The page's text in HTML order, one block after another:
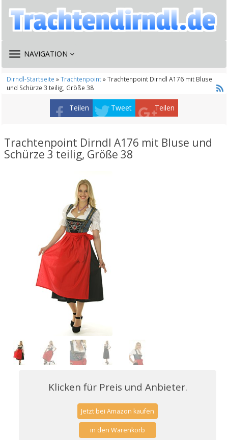
TOGGLE
NAVIGATION
Dirndl-Startseite »Trachtenpoint» Trachtenpoint Dirndl A176 mit Bluse
und Schürze 3 teilig, Größe 38
Teilen Tweet Teilen
Trachtenpoint Dirndl A176 mit Bluse und
Schürze 3 teilig, Größe 38
Klicken für Preis und Anbieter.
Jetzt bei Amazon kaufen
in den Warenkorb